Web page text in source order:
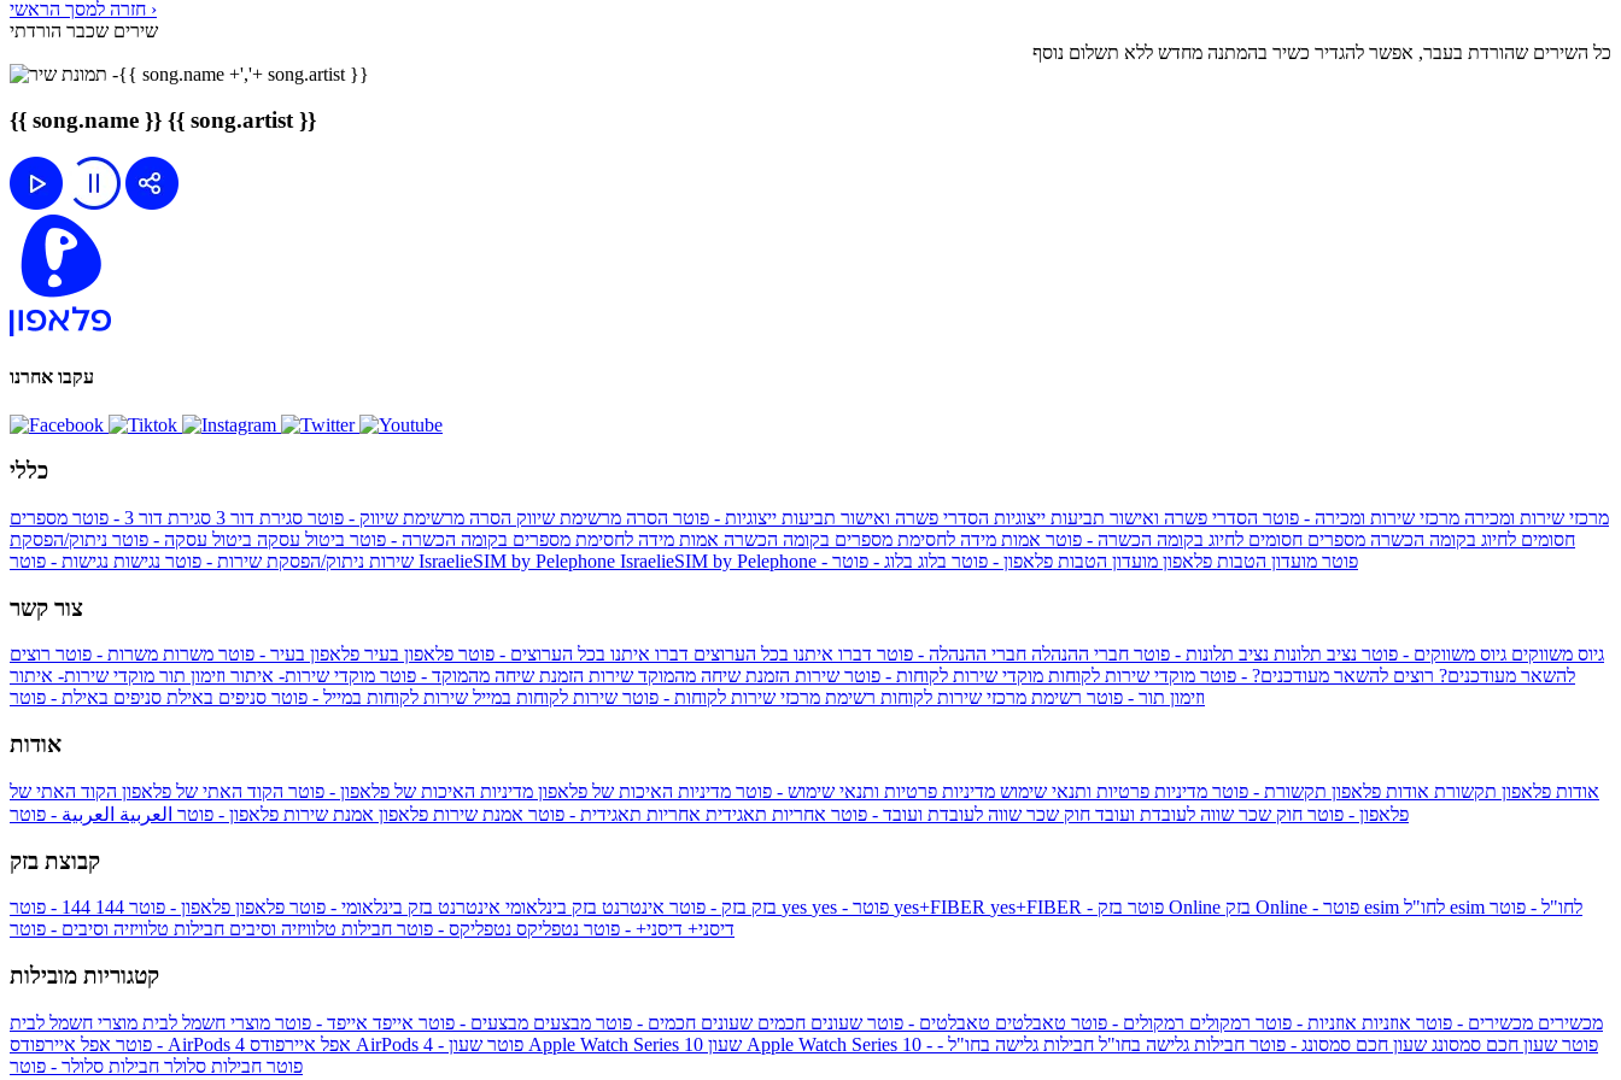
חזרה למסך הראשי ›
שירים שכבר הורדתי
כל השירים שהורדת בעבר, אפשר להגדיר כשיר בהמתנה מחדש ללא תשלום נוסף
{{ song.name }} {{ song.artist }}
עקבו אחרנו
כללי
מרכזי שירות ומכירה מרכזי שירות ומכירה - פוטר הסדרי פשרה ואישור תביעות ייצוגיות הסדרי פשרה ואישור תביעות ייצוגיות - פוטר הסרה מרשימת שיווק הסרה מרשימת שיווק - פוטר סגירת דור 3 סגירת דור 3 - פוטר
מספרים
חסומים לחיוג בקומה הכשרה מספרים חסומים לחיוג בקומה הכשרה - פוטר אמות מידה לחסימת מספרים בקומה הכשרה אמות מידה לחסימת מספרים בקומה הכשרה - פוטר ביטול עסקה ביטול עסקה - פוטר ניתוק/הפסקת
שירות ניתוק/הפסקת שירות - פוטר נגישות IsraelieSIM by Pelephone IsraelieSIM by Pelephone - פוטר מועדון הטבות פלאפון מועדון הטבות פלאפון - פוטר בלוג בלוג - פוטר
צור קשר
גיוס משווקים גיוס משווקים - פוטר נציב תלונות נציב תלונות - פוטר חברי ההנהלה חברי ההנהלה - פוטר דברו איתנו בכל הערוצים דברו איתנו בכל הערוצים - פוטר פלאפון בעיר פלאפון בעיר - פוטר משרות משרות - פוטר רוצים
להשאר מעודכנים? רוצים להשאר מעודכנים? - פוטר מוקדי שירות לקוחות מוקדי שירות לקוחות - פוטר שירות הזמנת שיחה מהמוקד שירות הזמנת שיחה מהמוקד - פוטר מוקדי שירות- איתור וזימון תור מוקדי שירות- איתור
וזימון תור - פוטר רשימת מרכזי שירות לקוחות רשימת מרכזי שירות לקוחות - פוטר שירות לקוחות במייל שירות לקוחות במייל - פוטר סניפים באילת סניפים באילת - פוטר
אודות
אודות פלאפון תקשורת אודות פלאפון תקשורת - פוטר מדיניות פרטיות ותנאי שימוש מדיניות פרטיות ותנאי שימוש - פוטר מדיניות האיכות של פלאפון מדיניות האיכות של פלאפון - פוטר הקוד האתי של פלאפון הקוד האתי של
פלאפון - פוטר חוק שכר שווה לעובדת ועובד חוק שכר שווה לעובדת ועובד - פוטר אחריות תאגידית אחריות תאגידית - פוטר אמנת שירות פלאפון אמנת שירות פלאפון - פוטר العربية العربية - פוטר
קבוצת בזק
בזק בזק - פוטר אינטרנט בזק בינלאומי אינטרנט בזק בינלאומי - פוטר פלאפון פלאפון - פוטר 144 yes yes+FIBER yes+FIBER - פוטר בזק Online
esim לחו"ל - פוטר
דיסני+ דיסני+ - פוטר נטפליקס נטפליקס - פוטר חבילות טלוויזיה וסיבים חבילות טלוויזיה וסיבים - פוטר
קטגוריות מובילות
מכשירים מכשירים - פוטר אוזניות אוזניות - פוטר רמקולים רמקולים - פוטר טאבלטים טאבלטים - פוטר שעונים חכמים שעונים חכמים - פוטר מבצעים מבצעים - פוטר אייפד אייפד - פוטר מוצרי חשמל לבית מוצרי חשמל לבית
- פוטר אפל איירפודס AirPods 4 אפל איירפודס AirPods 4 - פוטר שעון Apple Watch Series 10 שעון Apple Watch Series 10 - פוטר שעון חכם סמסונג שעון חכם סמסונג - פוטר חבילות גלישה בחו"ל חבילות גלישה בחו"ל -
פוטר חבילות סלולר חבילות סלולר - פוטר